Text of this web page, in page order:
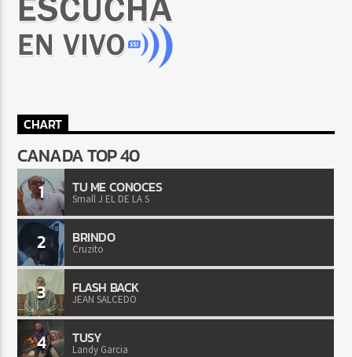
CHART
CANADA TOP 40
1 TU ME CONOCES
Small J EL DE LA S
2 BRINDO
Cruzito
3 FLASH BACK
JEAN SALCEDO
4 TUSY
Landy Garcia